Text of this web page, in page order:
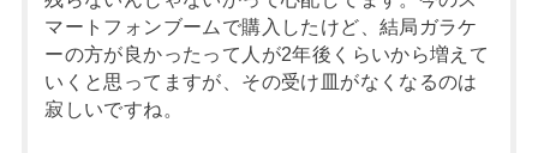
マートフォンブームで購入したけど、結局ガラケ
ーの方が良かったって人が2年後くらいから増えて
いくと思ってますが、その受け皿がなくなるのは
寂しいですね。